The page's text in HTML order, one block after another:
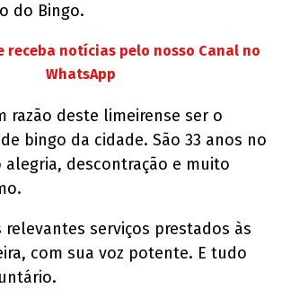
do Bingo.
receba notícias pelo nosso Canal no
WhatsApp
razão deste limeirense ser o
bingo da cidade. São 33 anos no
alegria, descontração e muito
relevantes serviços prestados às
com sua voz potente. E tudo